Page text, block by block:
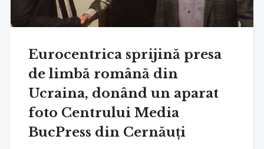
Eurocentrica sprijină presa
de limbă română din
Ucraina, donând un aparat
foto Centrului Media
BucPress din Cernăuți